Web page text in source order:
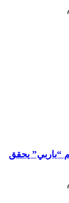
“باربي” يحقق